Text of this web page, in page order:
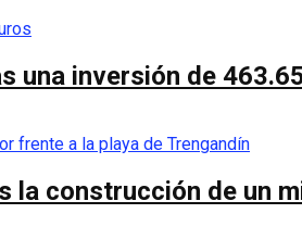
una inversión de
la construcción de un